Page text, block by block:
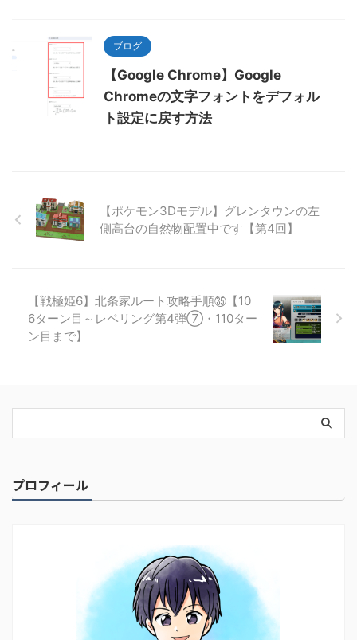
ブログ
【Google Chrome】Google
Chromeの文字フォントをデフォル
ト設定に戻す方法
【ポケモン3Dモデル】グレンタウンの左
側高台の自然物配置中です【第4回】
【戦極姫6】北条家ルート攻略手順㉟【10
6ターン目～レベリング第4弾⑦・110ター
ン目まで】
プロフィール